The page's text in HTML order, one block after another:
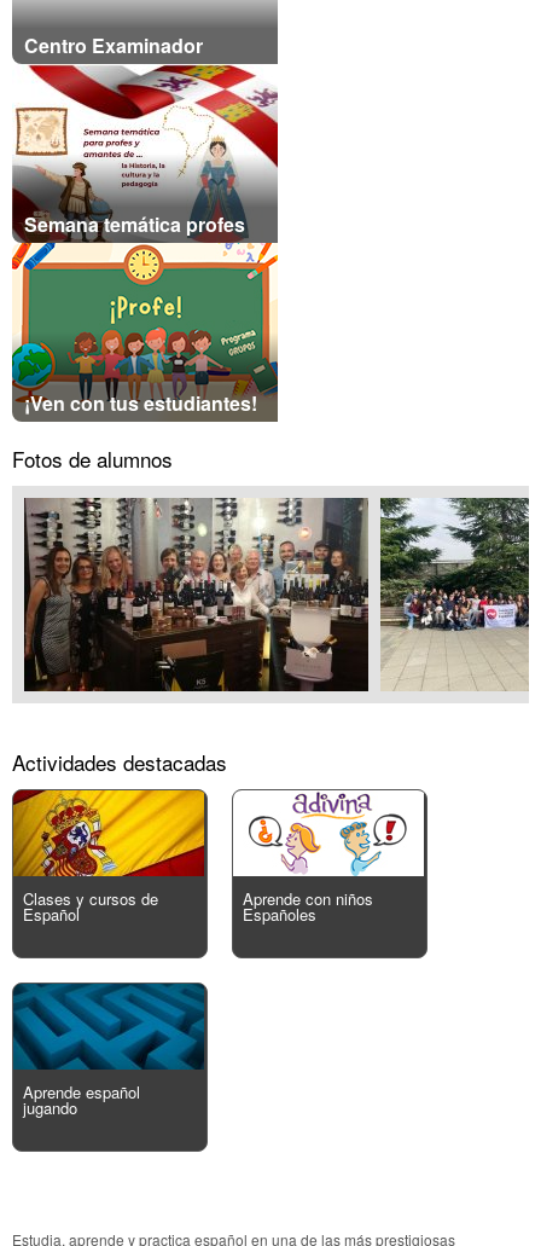
Centro Examinador
Semana temática profes
¡Ven con tus estudiantes!
Fotos de alumnos
Actividades destacadas
Clases y cursos de
Español
Aprende con niños
Españoles
Aprende español
jugando
Estudia, aprende y practica español en una de las más prestigiosas